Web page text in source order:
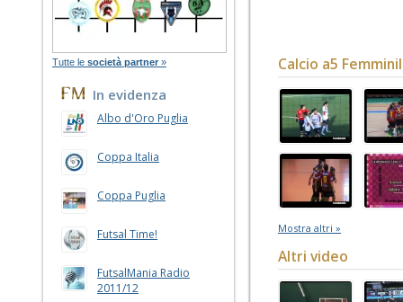
Tutte le società partner »
In evidenza
Albo d'Oro Puglia
Coppa Italia
Coppa Puglia
Futsal Time!
FutsalMania Radio
2011/12
Calcio a5
Mostra altri »
Altri video